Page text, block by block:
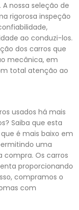
nossa seleção de
rigorosa inspeção
ao conduzi-los.
dos carros que
mecânica, em
total atenção ao
usados há mais
Saiba que esta
é mais baixo em
uma
Os carros
proporcionando
compramos o
com